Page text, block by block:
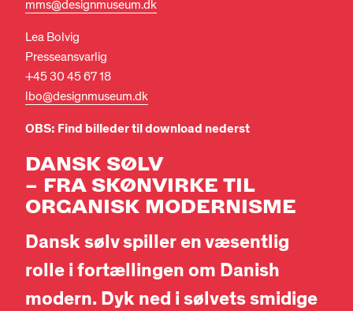
mms@designmuseum.dk
Lea Bolvig
Presseansvarlig
+45 30 45 67 18
lbo@designmuseum.dk
OBS: Find billeder til download nederst
DANSK SØLV
– FRA SKØNVIRKE TIL
ORGANISK MODERNISME
Dansk sølv spiller en væsentlig
rolle i fortællingen om Danish
modern. Dyk ned i sølvets smidige